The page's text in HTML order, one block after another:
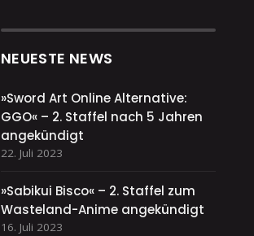
NEUESTE NEWS
»Sword Art Online Alternative:
GGO« – 2. Staffel nach 5 Jahren
angekündigt
22. Juli 2023
»Sabikui Bisco« – 2. Staffel zum
Wasteland-Anime angekündigt
16. Juli 2023